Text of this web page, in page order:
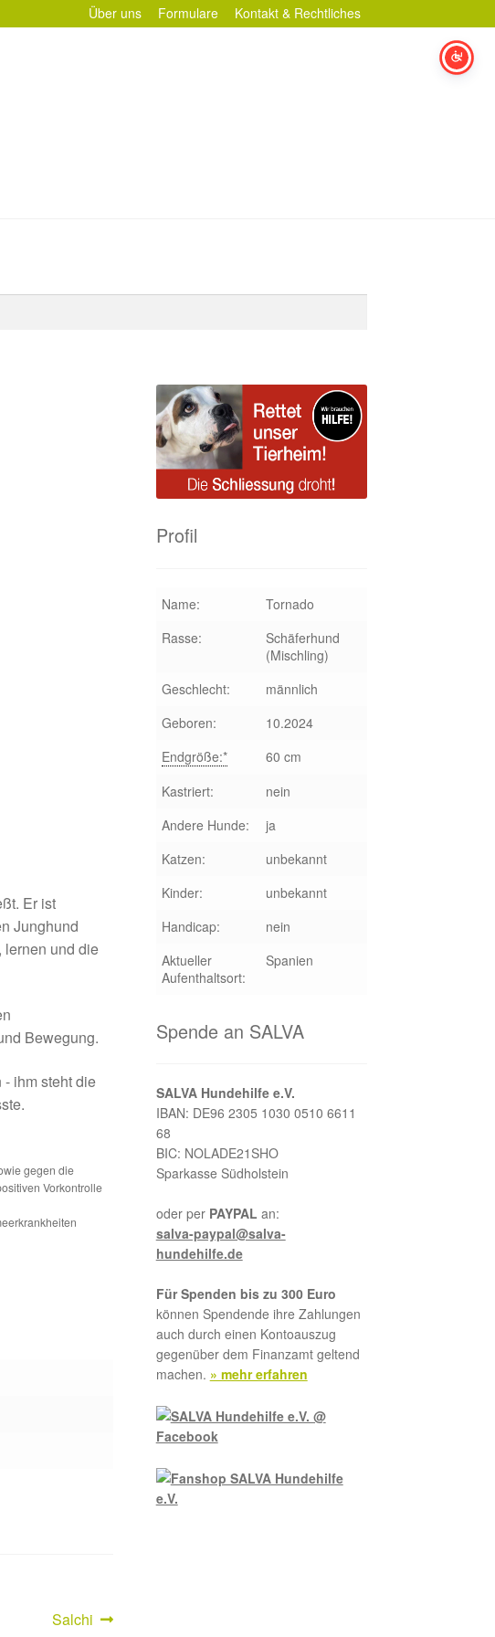
Über uns Formulare Kontakt & Rechtliches
Er ist
Junghund
lernen und die
Bewegung.
ihm steht die
gegen die
Vorkontrolle
Nächster
Salchi
Profil
Name:
Tornado
Rasse:
Schäferhund
(Mischling)
Geschlecht:
männlich
Geboren:
10.2024
Endgröße:*
60 cm
Kastriert:
nein
Andere Hunde:
ja
Katzen:
unbekannt
Kinder:
unbekannt
Handicap:
nein
Aktueller
Aufenthaltsort:
Spanien
Spende an SALVA
SALVA Hundehilfe e.V.
IBAN: DE96 2305 1030 0510 6611
68
BIC: NOLADE21SHO
Sparkasse Südholstein
oder per PAYPAL an:
salva-paypal@salva-
hundehilfe.de
Für Spenden bis zu 300 Euro
können Spendende ihre Zahlungen
auch durch einen Kontoauszug
gegenüber dem Finanzamt geltend
machen. » mehr erfahren